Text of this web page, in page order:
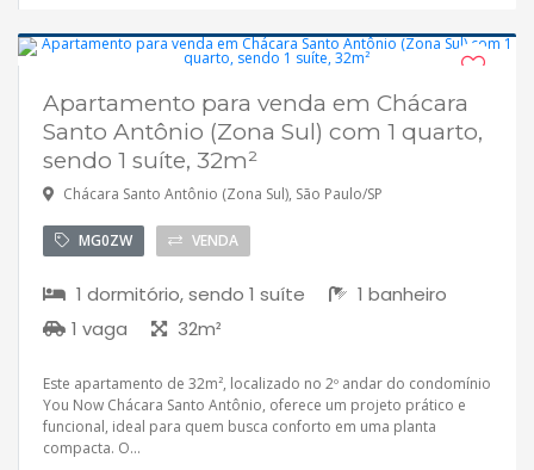
Aceita financiamento
Apartamento para venda em Chácara
Santo Antônio (Zona Sul) com 1 quarto,
sendo 1 suíte, 32m²
Chácara Santo Antônio (Zona Sul), São Paulo/SP
MG0ZW VENDA
1 dormitório, sendo 1 suíte
1 banheiro
1 vaga
32m²
Este apartamento de 32m², localizado no 2º andar do condomínio
You Now Chácara Santo Antônio, oferece um projeto prático e
funcional, ideal para quem busca conforto em uma planta
compacta. O...